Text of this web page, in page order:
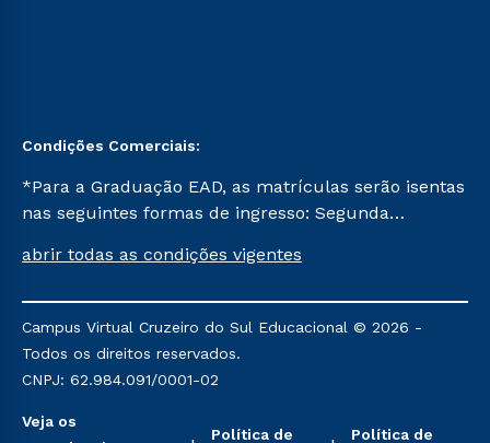
Condições Comerciais:
*Para a Graduação EAD, as matrículas serão isentas
nas seguintes formas de ingresso: Segunda
Já para as demais, a taxa de matrícula será de R$
mencionadas são referentes aos cursos: Ensino
Religioso, Geografia para a Docência e Metodologia
do Ensino de História: Questões Atuais.
abrir todas as condições vigentes
Campus Virtual Cruzeiro do Sul Educacional © 2026 -
Todos os direitos reservados.
CNPJ: 62.984.091/0001-02
Veja os
Política de Política de